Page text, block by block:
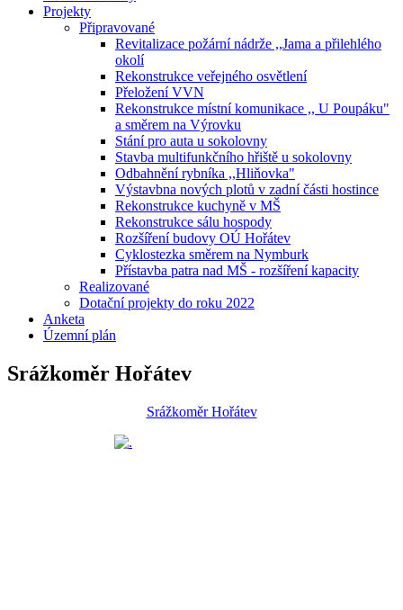
Projekty
Připravované
Revitalizace požární nádrže ,,Jama a přilehlého
okolí
Rekonstrukce veřejného osvětlení
Přeložení VVN
Rekonstrukce místní komunikace ,, U Poupáku"
a směrem na Výrovku
Stání pro auta u sokolovny
Stavba multifunkčního hřiště u sokolovny
Odbahnění rybníka ,,Hliňovka"
Výstavbna nových plotů v zadní části hostince
Rekonstrukce kuchyně v MŠ
Rekonstrukce sálu hospody
Rozšíření budovy OÚ Hořátev
Cyklostezka směrem na Nymburk
Přístavba patra nad MŠ - rozšíření kapacity
Realizované
Dotační projekty do roku 2022
Anketa
Územní plán
Srážkoměr Hořátev
Srážkoměr Hořátev